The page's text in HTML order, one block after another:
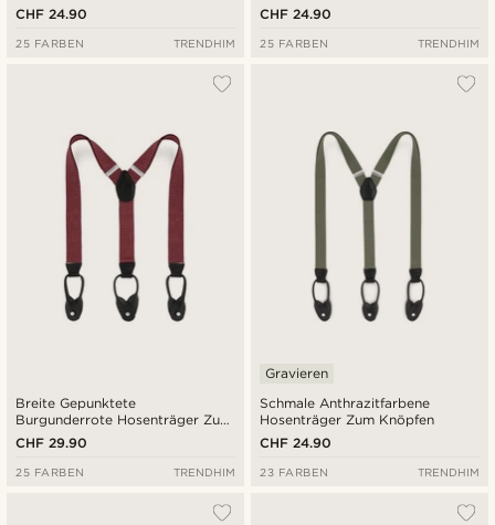
CHF 24.90
25 FARBEN TRENDHIM
CHF 24.90
25 FARBEN TRENDHIM
Breite Gepunktete
Burgunderrote Hosenträger Zum
Knöpfen
CHF 29.90
25 FARBEN TRENDHIM
Schmale Anthrazitfarbene
Hosenträger Zum Knöpfen
Gravieren
CHF 24.90
23 FARBEN TRENDHIM